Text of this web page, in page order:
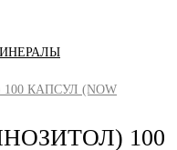
КАПСУЛ (NOW
100